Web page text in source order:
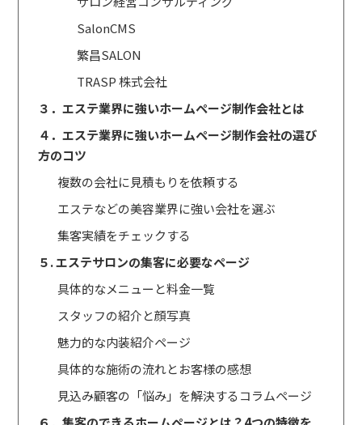
SalonCMS
繁昌SALON
TRASP 株式会社
３．エステ業界に強いホームページ制作会社とは
４．エステ業界に強いホームページ制作会社の選び
方のコツ
複数の会社に見積もりを依頼する
エステなどの美容業界に強い会社を選ぶ
集客実績をチェックする
５. エステサロンの集客に必要なページ
具体的なメニューと料金一覧
スタッフの紹介と顔写真
魅力的な内装紹介ページ
具体的な施術の流れとお客様の感想
見込み顧客の「悩み」を解決するコラムページ